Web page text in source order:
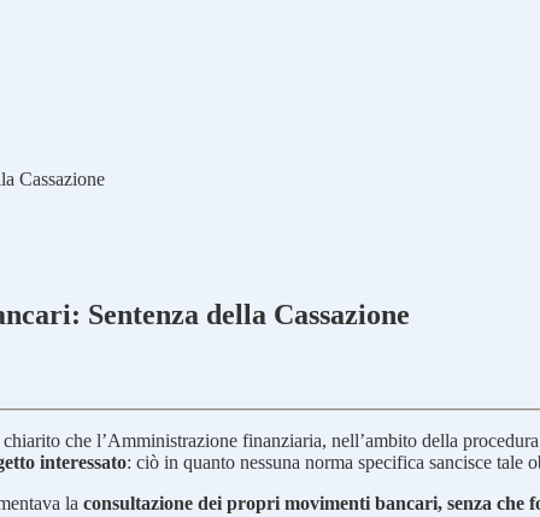
Cassazione
Sentenza della Cassazione
che l’Amministrazione finanziaria, nell’ambito della
interessato: ciò in quanto nessuna norma specifica sancisce tale
la consultazione dei propri movimenti bancari, senza che